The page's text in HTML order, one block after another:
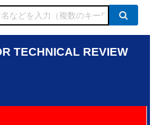
TECHNICAL REVIEW